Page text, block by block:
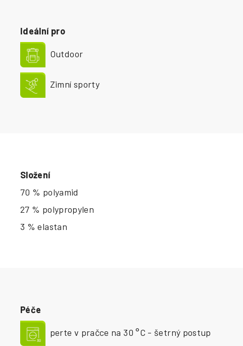
Péče
perte v pračce na 30 °C - šetrný postup
Složení
70 % polyamid
27 % polypropylen
3 % elastan
Ideální pro
Outdoor
Zimní sporty